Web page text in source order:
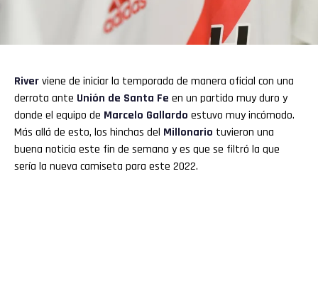
Riverviene de iniciar la temporada de manera oficial con una
derrota ante Unión de Santa Fe en un partido muy duro y
donde el equipo de Marcelo Gallardo estuvo muy incómodo.
Más allá de esto, los hinchas del Millonario tuvieron una
buena noticia este fin de semana y es que se filtró la que
sería la nueva camiseta para este 2022.